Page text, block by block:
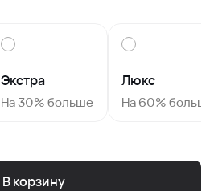
Экстра
На 30% больше
Люкс
На 60% больше
В корзину